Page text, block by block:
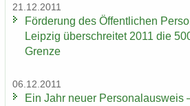
21.12.2011
För­de­rung des Öf­fent­li­chen
Leip­zig über­schrei­tet 2011 die
Grenze
06.12.2011
Ein Jahr neuer Per­so­nal­aus­weis